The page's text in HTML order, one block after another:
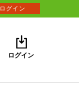
ログイン
ログイン